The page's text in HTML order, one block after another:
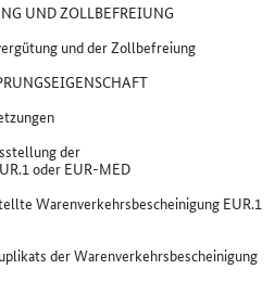
UND ZOLLBEFREIUNG
und der Zollbefreiung
der
oder EUR-MED
Warenverkehrsbescheinigung EUR.1
der Warenverkehrsbescheinigung